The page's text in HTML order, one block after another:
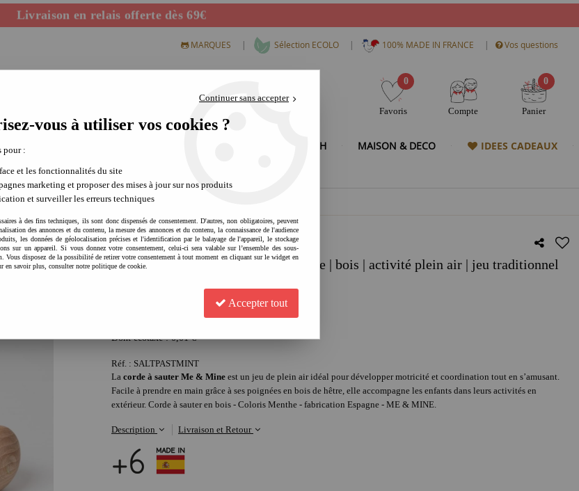
Livraison en relais offerte dès 69€
MARQUES | Sélection ECOLO | 100% MADE IN FRANCE | Vos questions
0
Favoris Compte
0
Panier
MODE & HIGH TECH MAISON & DECO IDEES CADEAUX
ME & MINE Corde à sauter - Menthe | bois | activité plein air | jeu traditionnel
Soyez le premier à donner votre avis !
Dont écotaxe :0,01€
Réf. : SALTPASTMINT
La corde à sauter Me & Mine est un jeu de plein air idéal pour développer motricité et coordination tout en s’amusant.
Facile à prendre en main grâce à ses poignées en bois de hêtre, elle accompagne les enfants dans leurs activités en
extérieur. Corde à sauter en bois - Coloris Menthe - fabrication Espagne - ME & MINE.
Description Livraison et Retour
Continuer sans accepter
vous à utiliser vos cookies ?
pour :
et les fonctionnalités du site
marketing et proposer des mises à jour sur nos produits
et surveiller les erreurs techniques
à des fins techniques, ils sont donc dispensés de consentement. D'autres, non obligatoires, peuvent
des annonces et du contenu, la mesure des annonces et du contenu, la connaissance de l'audience
les données de géolocalisation précises et l'identification par le balayage de l'appareil, le stockage
sur un appareil. Si vous donnez votre consentement, celui-ci sera valable sur l’ensemble des sous-
Vous disposez de la possibilité de retirer votre consentement à tout moment en cliquant sur le widget en
en savoir plus, consulter notre politique de cookie.
Accepter tout